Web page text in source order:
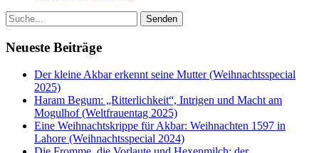
Neueste Beiträge
Der kleine Akbar erkennt seine Mutter (Weihnachtsspecial
2025)
Haram Begum: „Ritterlichkeit“, Intrigen und Macht am
Mogulhof (Weltfrauentag 2025)
Eine Weihnachtskrippe für Akbar: Weihnachten 1597 in
Lahore (Weihnachtsspecial 2024)